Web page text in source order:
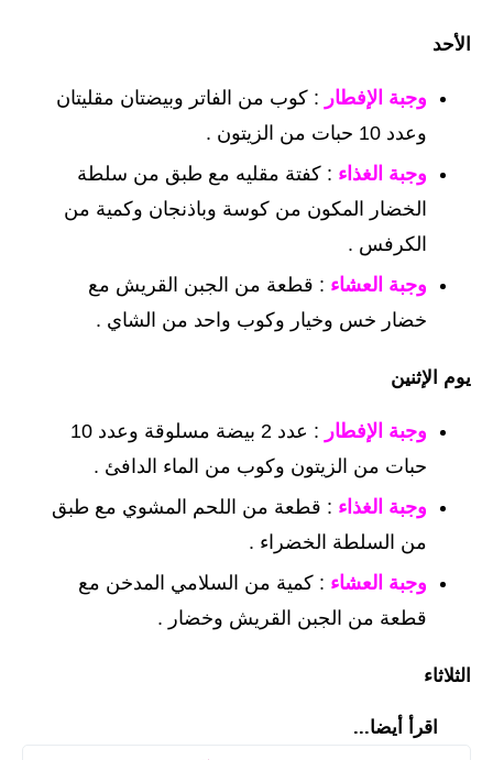
الأحد
وجبة الإفطار : كوب من الفاتر وبيضتان مقليتان
وعدد 10 حبات من الزيتون .
وجبة الغذاء : كفتة مقليه مع طبق من سلطة
الخضار المكون من كوسة وباذنجان وكمية من
الكرفس .
وجبة العشاء : قطعة من الجبن القريش مع
خضار خس وخيار وكوب واحد من الشاي .
يوم الإثنين
وجبة الإفطار
: عدد 2 بيضة مسلوقة وعدد 10
حبات من الزيتون وكوب من الماء الدافئ .
وجبة الغذاء : قطعة من اللحم المشوي مع طبق
من السلطة الخضراء .
وجبة العشاء : كمية من السلامي المدخن مع
قطعة من الجبن القريش وخضار .
الثلاثاء
اقرأ أيضا...